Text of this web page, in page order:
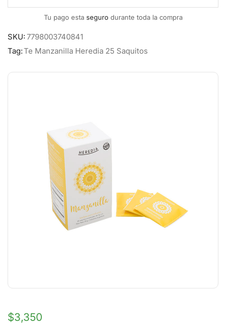
Tu pago esta segurodurante toda la compra
SKU: 7798003740841
Tag:Te Manzanilla Heredia 25 Saquitos
$3,350